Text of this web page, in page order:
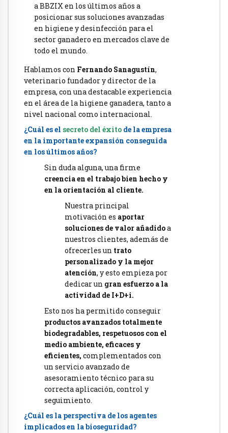
a BBZIX en los últimos años a
posicionar sus soluciones avanzadas
en higiene y desinfección para el
sector ganadero en mercados clave de
todo el mundo.
Hablamos con Fernando Sanagustín,
veterinario fundador y director de la
empresa, con una destacable experiencia
en el área de la higiene ganadera, tanto a
nivel nacional como internacional.
¿Cuál es el secreto del éxito de la empresa
en la importante expansión conseguida
en los últimos años?
Sin duda alguna, una firme
creencia en el trabajo bien hecho y
en la orientación al cliente.
Nuestra principal
motivación es aportar
soluciones de valor añadidoa
nuestros clientes, además de
ofrecerles un trato
personalizado y la mejor
atención, y esto empieza por
dedicar un gran esfuerzo a la
actividad de I+D+i.
Esto nos ha permitido conseguir
productos avanzados totalmente
biodegradables, respetuosos con el
medio ambiente, eficaces y
eficientes, complementados con
un servicio avanzado de
asesoramiento técnico para su
correcta aplicación, control y
seguimiento.
¿Cuál es la perspectiva de los agentes
implicados en la bioseguridad?